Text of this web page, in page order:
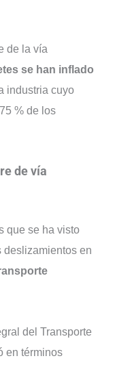
de la vía
se han inflado
industria cuyo
% de los
de vía
que se ha visto
deslizamientos en
del Transporte
en términos